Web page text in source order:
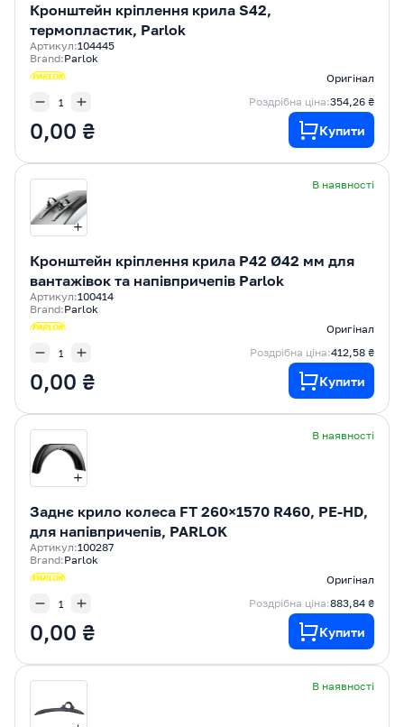
Кронштейн кріплення крила S42,
термопластик, Parlok
Артикул:104445
Brand:Parlok
Оригінал
Роздрібна ціна:354,26 ₴
0,00 ₴ Купити
В наявності
Кронштейн кріплення крила P42 Ø42 мм для
вантажівок та напівпричепів Parlok
Артикул:100414
Brand:Parlok
Оригінал
Роздрібна ціна:412,58 ₴
0,00 ₴ Купити
В наявності
Заднє крило колеса FT 260×1570 R460, PE-HD,
для напівпричепів, PARLOK
Артикул:100287
Brand:Parlok
Оригінал
Роздрібна ціна:883,84 ₴
0,00 ₴ Купити
В наявності